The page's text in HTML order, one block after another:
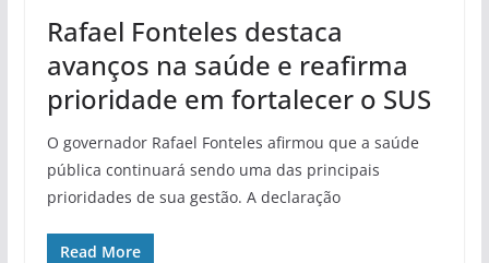
Rafael Fonteles destaca
avanços na saúde e reafirma
prioridade em fortalecer o SUS
O governador Rafael Fonteles afirmou que a saúde
pública continuará sendo uma das principais
prioridades de sua gestão. A declaração
Read More